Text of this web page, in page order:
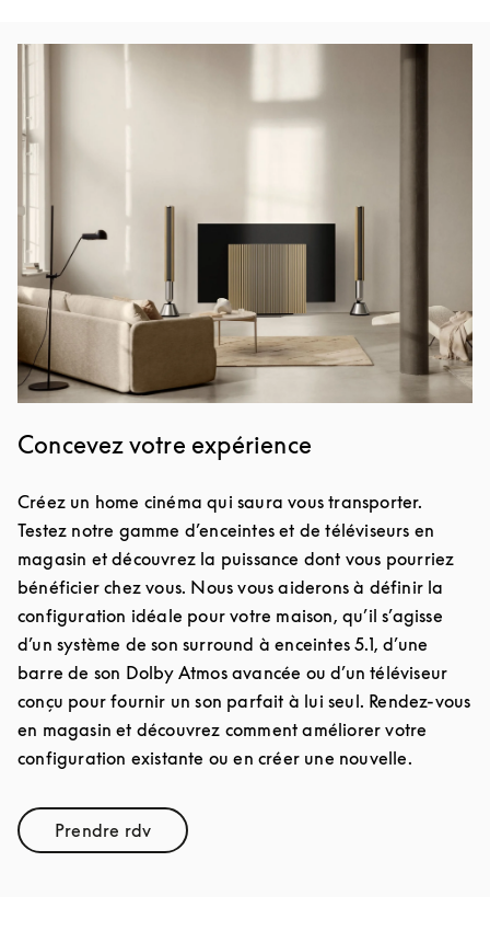
Image de l’événement
Concevez votre expérience
Créez un home cinéma qui saura vous transporter.
Testez notre gamme d’enceintes et de téléviseurs en
magasin et découvrez la puissance dont vous pourriez
bénéficier chez vous. Nous vous aiderons à définir la
configuration idéale pour votre maison, qu’il s’agisse
d’un système de son surround à enceintes 5.1, d’une
barre de son Dolby Atmos avancée ou d’un téléviseur
conçu pour fournir un son parfait à lui seul. Rendez-vous
en magasin et découvrez comment améliorer votre
configuration existante ou en créer une nouvelle.
Prendre rdvLink Opens in New Tab